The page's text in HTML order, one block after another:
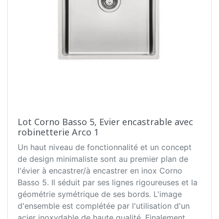
Lot Corno Basso 5, Evier encastrable avec
robinetterie Arco 1
Un haut niveau de fonctionnalité et un concept
de design minimaliste sont au premier plan de
l'évier à encastrer/à encastrer en inox Corno
Basso 5. Il séduit par ses lignes rigoureuses et la
géométrie symétrique de ses bords. L'image
d'ensemble est complétée par l'utilisation d'un